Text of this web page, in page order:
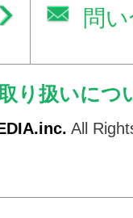
問
り扱いにつ
All